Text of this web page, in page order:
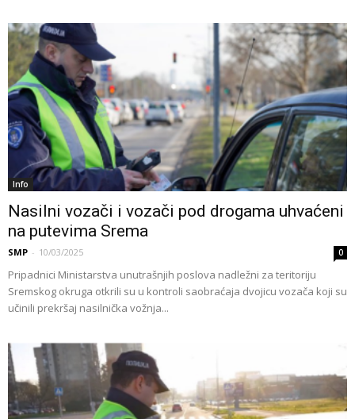
Info
Nasilni vozači i vozači pod drogama uhvaćeni
na putevima Srema
SMP - 10/03/2025 0
Pripadnici Ministarstva unutrašnjih poslova nadležni za teritoriju
Sremskog okruga otkrili su u kontroli saobraćaja dvojicu vozača koji su
učinili prekršaj nasilnička vožnja...